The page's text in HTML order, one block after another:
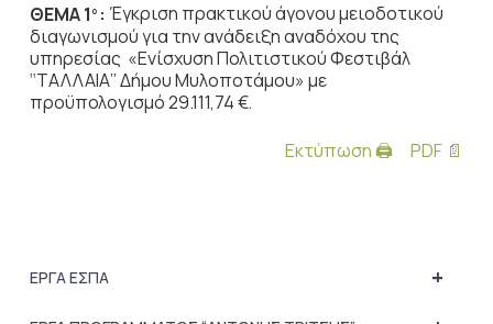
ΘΕΜΑ 1 ο : Έγκριση πρακτικού άγονου μειοδοτικού
διαγωνισμού για την ανάδειξη αναδόχου της
υπηρεσίας «Ενίσχυση Πολιτιστικού Φεστιβάλ
‘‘ΤΑΛΛΑΙΑ’’ Δήμου Μυλοποτάμου» με
προϋπολογισμό 29.111,74 €.
Εκτύπωση 🖨
PDF 📄
+
ΕΡΓΑ ΕΣΠΑ